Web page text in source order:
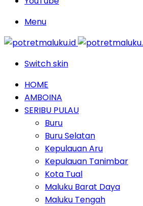
Menu
Switch skin
HOME
AMBOINA
SERIBU PULAU
Buru
Buru Selatan
Kepulauan Aru
Kepulauan Tanimbar
Kota Tual
Maluku Barat Daya
Maluku Tengah